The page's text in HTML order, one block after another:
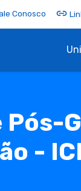
Conosco
-